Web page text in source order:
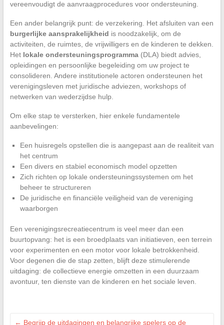
vereenvoudigt de aanvraagprocedures voor ondersteuning.
Een ander belangrijk punt: de verzekering. Het afsluiten van een
burgerlijke aansprakelijkheid is noodzakelijk, om de
activiteiten, de ruimtes, de vrijwilligers en de kinderen te dekken.
Het lokale ondersteuningsprogramma(DLA) biedt advies,
opleidingen en persoonlijke begeleiding om uw project te
consolideren. Andere institutionele actoren ondersteunen het
verenigingsleven met juridische adviezen, workshops of
netwerken van wederzijdse hulp.
Om elke stap te versterken, hier enkele fundamentele
aanbevelingen:
Een huisregels opstellen die is aangepast aan de realiteit van
het centrum
Een divers en stabiel economisch model opzetten
Zich richten op lokale ondersteuningssystemen om het
beheer te structureren
De juridische en financiële veiligheid van de vereniging
waarborgen
Een verenigingsrecreatiecentrum is veel meer dan een
buurtopvang: het is een broedplaats van initiatieven, een terrein
voor experimenten en een motor voor lokale betrokkenheid.
Voor degenen die de stap zetten, blijft deze stimulerende
uitdaging: de collectieve energie omzetten in een duurzaam
avontuur, ten dienste van de kinderen en het sociale leven.
← Begrijp de uitdagingen en belangrijke spelers op de